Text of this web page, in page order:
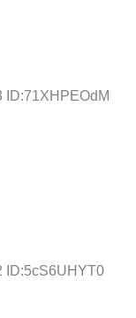
ID:71XHPEOdM
ID:5cS6UHYT0